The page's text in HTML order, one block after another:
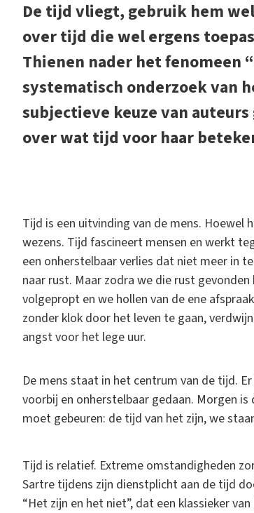
De tijd vliegt, gebruik hem
over tijd die wel ergens
Thienen nader het fenomeen
systematisch onderzoek van
subjectieve keuze van
over wat tijd voor haar
Tijd is een uitvinding van de mens.
wezens. Tijd fascineert mensen en werkt
een onherstelbaar verlies dat niet meer in
naar rust. Maar zodra we die rust
volgepropt en we hollen van de ene
zonder klok door het leven te gaan,
angst voor het lege uur.
De mens staat in het centrum van de tijd.
voorbij en onherstelbaar gedaan. Morgen
moet gebeuren: de tijd van het zijn, we
Tijd is relatief. Extreme omstandigheden
Sartre tijdens zijn dienstplicht aan de tijd
“Het zijn en het niet”, dat een klassieker